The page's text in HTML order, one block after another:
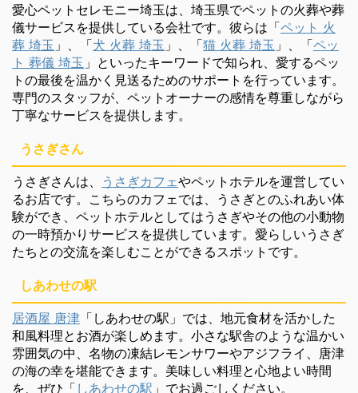
愛心ペットセレモニー埼玉は、埼玉県でペットの火葬や葬
儀サービスを提供している会社です。彼らは「ペット 火
葬 埼玉 」、「犬 火葬 埼玉 」、「猫 火葬 埼玉 」、「ペッ
ト 葬儀 埼玉 」といったキーワードで知られ、愛するペッ
トの最後を温かく見送るためのサポートを行っています。
専門のスタッフが、ペットオーナーの感情を尊重しながら
丁寧なサービスを提供します。
うさぎさん
うさぎさんは、 うさぎカフェやペットホテルを運営してい
るお店です。こちらのカフェでは、うさぎとのふれあい体
験ができ、ペットホテルとしてはうさぎやその他の小動物
の一時預かりサービスを提供しています。愛らしいうさぎ
たちとの交流を楽しむことができるスポットです。
しあわせの駅
居酒屋 唐津 「しあわせの駅」では、地元食材を活かした
和風料理とお酒が楽しめます。小さな駅舎のような温かい
雰囲気の中、名物の凍結レモンサワーやアジフライ、唐津
の海の幸を堪能できます。美味しい料理と心地よい時間
を、ぜひ「 しあわせの駅 」でお過ごしください。